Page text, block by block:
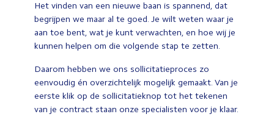
Het vinden van een nieuwe baan is spannend, dat
begrijpen we maar al te goed. Je wilt weten waar je
aan toe bent, wat je kunt verwachten, en hoe wij je
kunnen helpen om die volgende stap te zetten.
Daarom hebben we ons sollicitatieproces zo
eenvoudig én overzichtelijk mogelijk gemaakt. Van je
eerste klik op de sollicitatieknop tot het tekenen
van je contract staan onze specialisten voor je klaar.